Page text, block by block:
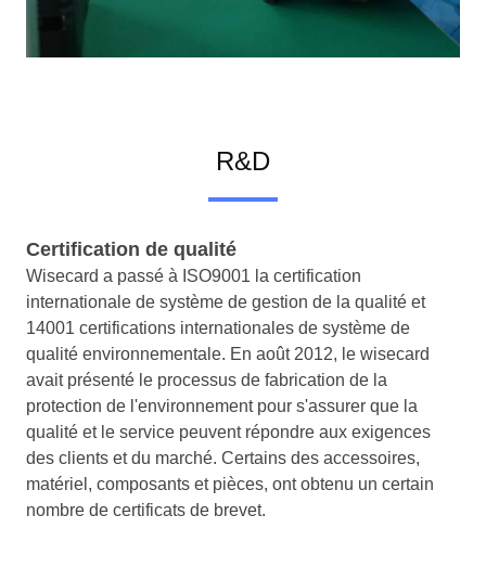
R&D
Certification de qualité
Wisecard a passé à ISO9001 la certification
internationale de système de gestion de la qualité et
14001 certifications internationales de système de
qualité environnementale. En août 2012, le wisecard
avait présenté le processus de fabrication de la
protection de l'environnement pour s'assurer que la
qualité et le service peuvent répondre aux exigences
des clients et du marché. Certains des accessoires,
matériel, composants et pièces, ont obtenu un certain
nombre de certificats de brevet.